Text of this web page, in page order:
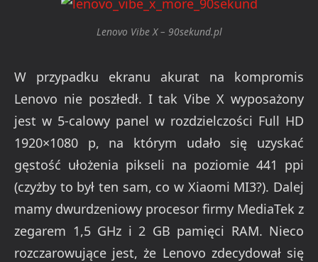
Lenovo Vibe X – 90sekund.pl
W przypadku ekranu akurat na kompromis
Lenovo nie poszłedł. I tak Vibe X wyposażony
jest w 5-calowy panel w rozdzielczości Full HD
1920×1080 p, na którym udało się uzyskać
gęstość ułożenia pikseli na poziomie 441 ppi
(czyżby to był ten sam, co w Xiaomi MI3?). Dalej
mamy dwurdzeniowy procesor firmy MediaTek z
zegarem 1,5 GHz i 2 GB pamięci RAM. Nieco
rozczarowujące jest, że Lenovo zdecydował się